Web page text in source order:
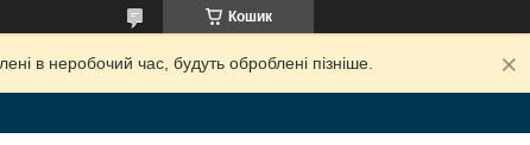
Кошик
в неробочий час, будуть оброблені пізніше.